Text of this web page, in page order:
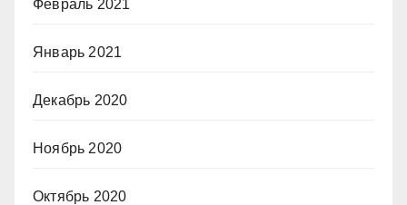
Февраль 2021
Январь 2021
Декабрь 2020
Ноябрь 2020
Октябрь 2020